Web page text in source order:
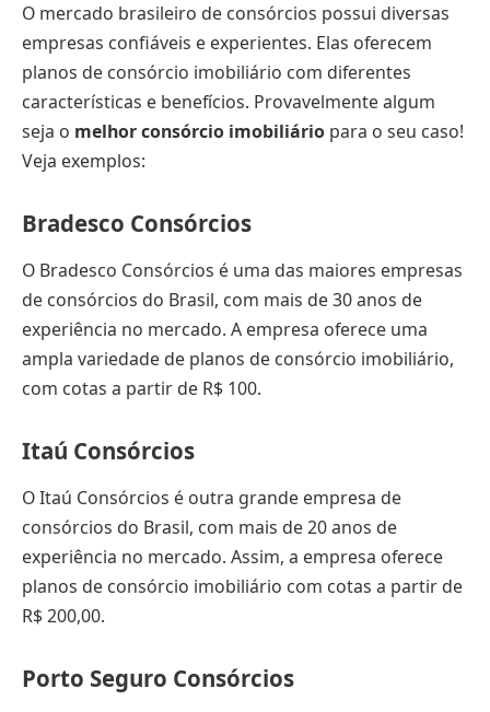
O mercado brasileiro de consórcios possui diversas
empresas confiáveis e experientes. Elas oferecem
planos de consórcio imobiliário com diferentes
características e benefícios. Provavelmente algum
seja o melhor consórcio imobiliário para o seu caso!
Veja exemplos:
Bradesco Consórcios
O Bradesco Consórcios é uma das maiores empresas
de consórcios do Brasil, com mais de 30 anos de
experiência no mercado. A empresa oferece uma
ampla variedade de planos de consórcio imobiliário,
com cotas a partir de R$ 100.
Itaú Consórcios
O Itaú Consórcios é outra grande empresa de
consórcios do Brasil, com mais de 20 anos de
experiência no mercado. Assim, a empresa oferece
planos de consórcio imobiliário com cotas a partir de
R$ 200,00.
Porto Seguro Consórcios